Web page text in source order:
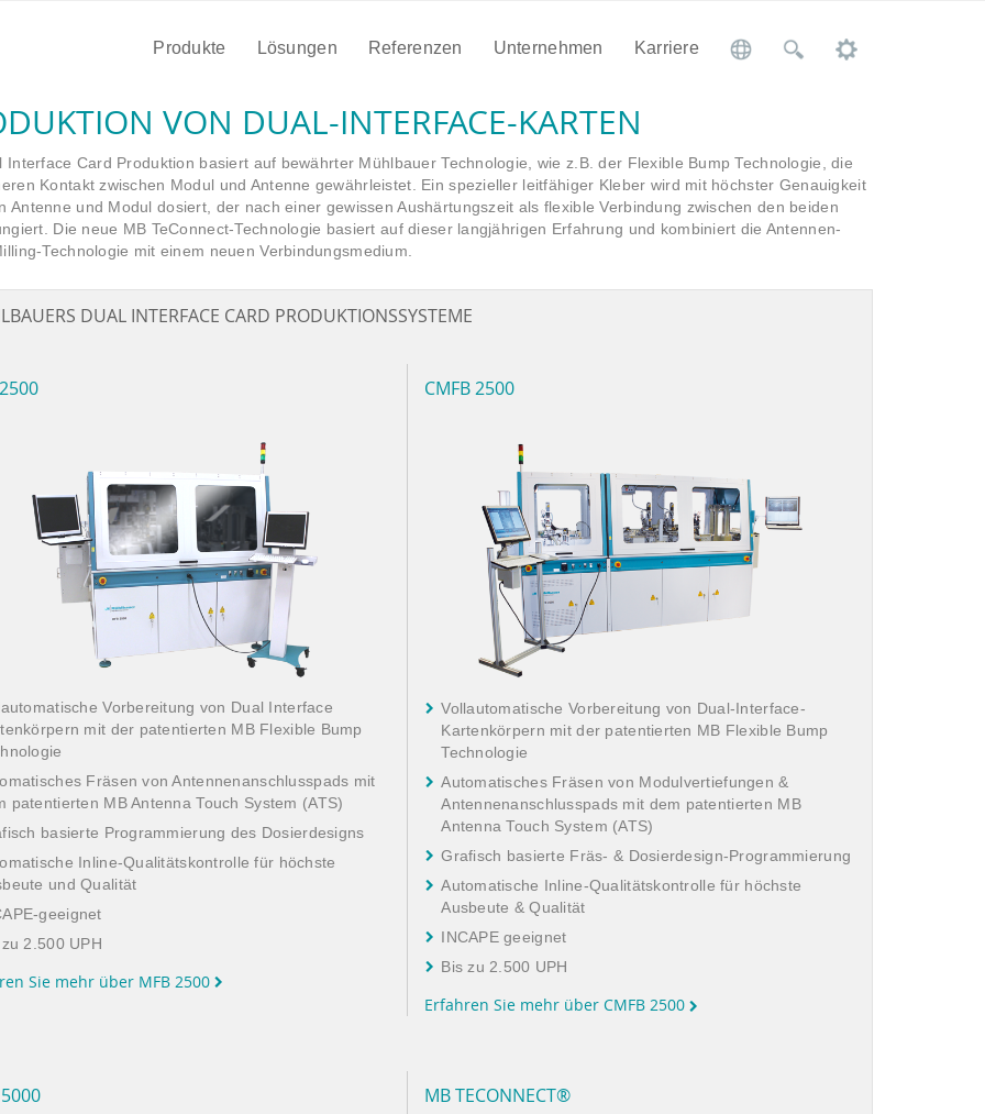
Produkte Lösungen Referenzen Unternehmen Karriere
VON DUAL-INTERFACE-KARTEN
Interface Card Produktion basiert auf bewährter Mühlbauer Technologie, wie z.B. der Flexible Bump Technologie, die
Kontakt zwischen Modul und Antenne gewährleistet. Ein spezieller leitfähiger Kleber wird mit höchster Genauigkeit
Antenne und Modul dosiert, der nach einer gewissen Aushärtungszeit als flexible Verbindung zwischen den beiden
Die neue MB TeConnect-Technologie basiert auf dieser langjährigen Erfahrung und kombiniert die Antennen-
Technologie mit einem neuen Verbindungsmedium.
DUAL INTERFACE CARD PRODUKTIONSSYSTEME
Vorbereitung von Dual Interface
mit der patentierten MB Flexible Bump
Fräsen von Antennenanschlusspads mit
patentierten MB Antenna Touch System (ATS)
basierte Programmierung des Dosierdesigns
Inline-Qualitätskontrolle für höchste
und Qualität
geeignet
zu 2.500 UPH
Sie mehr über MFB 2500
CMFB 2500
Vollautomatische Vorbereitung von Dual-Interface-
Kartenkörpern mit der patentierten MB Flexible Bump
Technologie
Automatisches Fräsen von Modulvertiefungen &
Antennenanschlusspads mit dem patentierten MB
Antenna Touch System (ATS)
Grafisch basierte Fräs- & Dosierdesign-Programmierung
Automatische Inline-Qualitätskontrolle für höchste
Ausbeute & Qualität
INCAPE geeignet
Bis zu 2.500 UPH
Erfahren Sie mehr über CMFB 2500
MB TECONNECT®